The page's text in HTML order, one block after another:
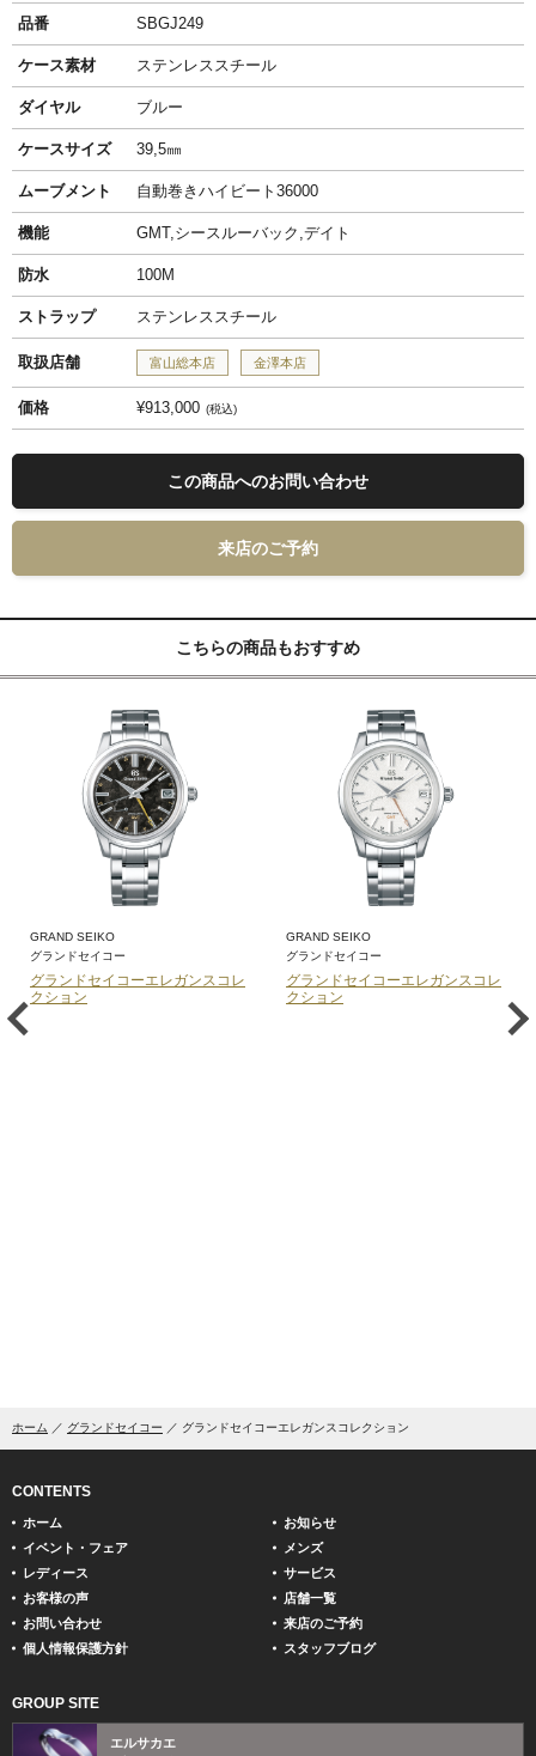
品番 SBGJ249
ケース素材 ステンレススチール
ダイヤル ブルー
ケースサイズ 39,5㎜
ムーブメント 自動巻きハイビート36000
機能 GMT,シースルーバック,デイト
防水 100M
ストラップ ステンレススチール
取扱店舗 富山総本店 金澤本店
価格 ¥913,000 税込
この商品へのお問い合わせ
来店のご予約
こちらの商品もおすすめ
GRAND SEIKO
グランドセイコー
グランドセイコーエレガンスコレ
クション
GRAND SEIKO
グランドセイコー
グランドセイコーエレガンスコレ
クション
ホーム グランドセイコー グランドセイコーエレガンスコレクション
CONTENTS
ホーム
お知らせ
イベント・フェア
メンズ
レディース
サービス
お客様の声
店舗一覧
お問い合わせ
来店のご予約
個人情報保護方針
スタッフブログ
GROUP SITE
エルサカエ